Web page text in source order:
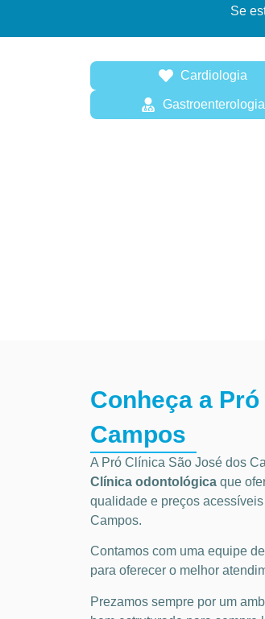
Se
Cardiologia
Gastroenterologia
Conheça a
Campos
A Pró Clínica São José dos
Clínica odontológica que
qualidade e preços acessíveis
Campos.
Contamos com uma equipe
para oferecer o melhor
Prezamos sempre por um